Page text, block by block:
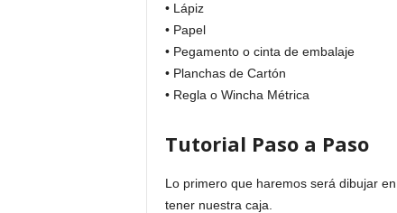
• Lápiz
• Papel
• Pegamento o cinta de embalaje
• Planchas de Cartón
• Regla o Wincha Métrica
Tutorial Paso a Paso
Lo primero que haremos será dibujar
tener nuestra caja.